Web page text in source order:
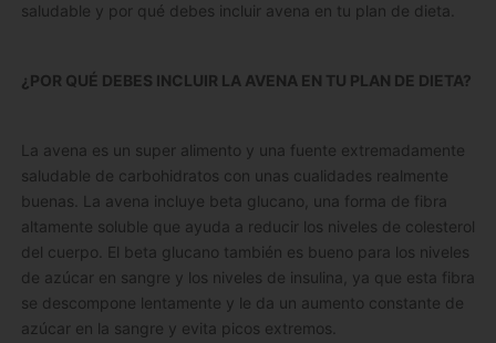
saludable y por qué debes incluir avena en tu plan de dieta.
¿POR QUÉ DEBES INCLUIR LA AVENA EN TU PLAN DE DIETA?
La avena es un super alimento y una fuente extremadamente
saludable de carbohidratos con unas cualidades realmente
buenas. La avena incluye beta glucano, una forma de fibra
altamente soluble que ayuda a reducir los niveles de colesterol
del cuerpo. El beta glucano también es bueno para los niveles
de azúcar en sangre y los niveles de insulina, ya que esta fibra
se descompone lentamente y le da un aumento constante de
azúcar en la sangre y evita picos extremos.